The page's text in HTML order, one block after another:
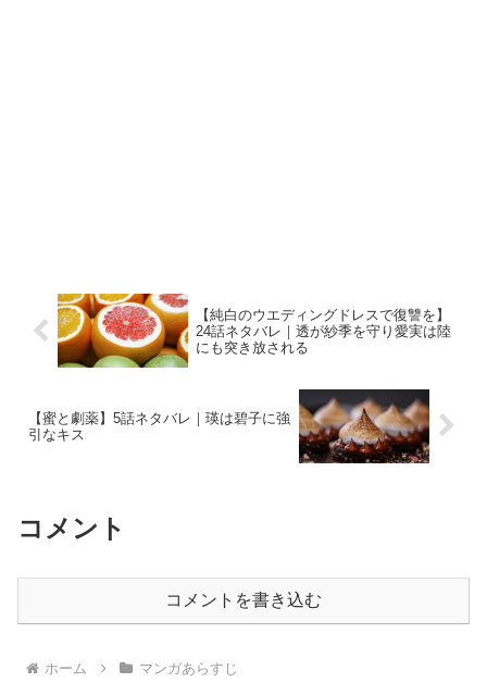
【純白のウエディングドレスで復讐を】
24話ネタバレ｜透が紗季を守り愛実は陸
にも突き放される
【蜜と劇薬】5話ネタバレ｜瑛は碧子に強
引なキス
コメント
コメントを書き込む
ホーム マンガあらすじ